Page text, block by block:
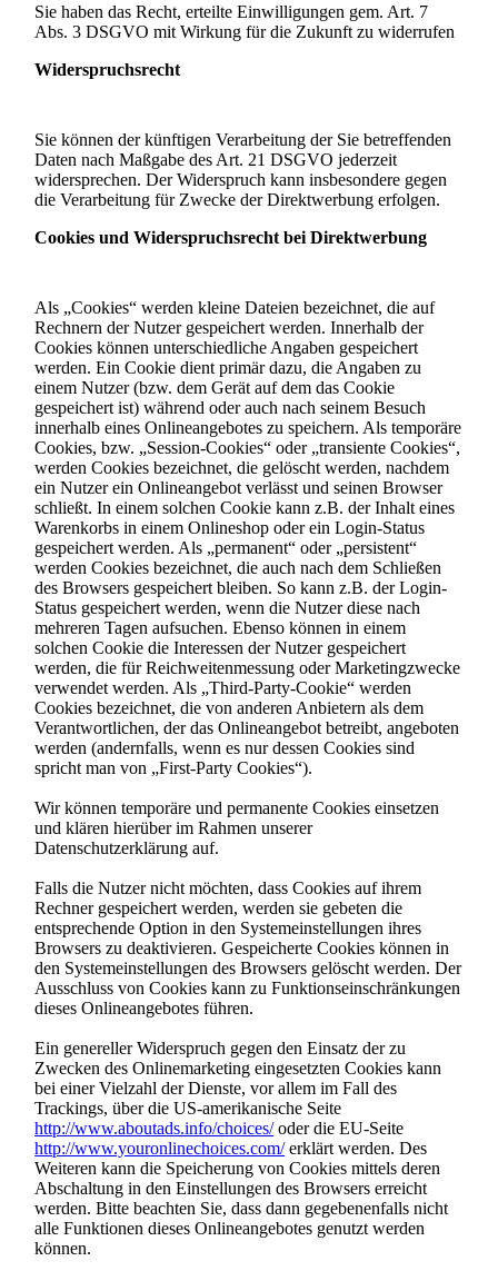
Sie haben das Recht, erteilte Einwilligungen gem. Art. 7
Abs. 3 DSGVO mit Wirkung für die Zukunft zu widerrufen
Widerspruchsrecht
Sie können der künftigen Verarbeitung der Sie betreffenden
Daten nach Maßgabe des Art. 21 DSGVO jederzeit
widersprechen. Der Widerspruch kann insbesondere gegen
die Verarbeitung für Zwecke der Direktwerbung erfolgen.
Cookies und Widerspruchsrecht bei Direktwerbung
Als „Cookies“ werden kleine Dateien bezeichnet, die auf
Rechnern der Nutzer gespeichert werden. Innerhalb der
Cookies können unterschiedliche Angaben gespeichert
werden. Ein Cookie dient primär dazu, die Angaben zu
einem Nutzer (bzw. dem Gerät auf dem das Cookie
gespeichert ist) während oder auch nach seinem Besuch
innerhalb eines Onlineangebotes zu speichern. Als temporäre
Cookies, bzw. „Session-Cookies“ oder „transiente Cookies“,
werden Cookies bezeichnet, die gelöscht werden, nachdem
ein Nutzer ein Onlineangebot verlässt und seinen Browser
schließt. In einem solchen Cookie kann z.B. der Inhalt eines
Warenkorbs in einem Onlineshop oder ein Login-Status
gespeichert werden. Als „permanent“ oder „persistent“
werden Cookies bezeichnet, die auch nach dem Schließen
des Browsers gespeichert bleiben. So kann z.B. der Login-
Status gespeichert werden, wenn die Nutzer diese nach
mehreren Tagen aufsuchen. Ebenso können in einem
solchen Cookie die Interessen der Nutzer gespeichert
werden, die für Reichweitenmessung oder Marketingzwecke
verwendet werden. Als „Third-Party-Cookie“ werden
Cookies bezeichnet, die von anderen Anbietern als dem
Verantwortlichen, der das Onlineangebot betreibt, angeboten
werden (andernfalls, wenn es nur dessen Cookies sind
spricht man von „First-Party Cookies“).
Wir können temporäre und permanente Cookies einsetzen
und klären hierüber im Rahmen unserer
Datenschutzerklärung auf.
Falls die Nutzer nicht möchten, dass Cookies auf ihrem
Rechner gespeichert werden, werden sie gebeten die
entsprechende Option in den Systemeinstellungen ihres
Browsers zu deaktivieren. Gespeicherte Cookies können in
den Systemeinstellungen des Browsers gelöscht werden. Der
Ausschluss von Cookies kann zu Funktionseinschränkungen
dieses Onlineangebotes führen.
Ein genereller Widerspruch gegen den Einsatz der zu
Zwecken des Onlinemarketing eingesetzten Cookies kann
bei einer Vielzahl der Dienste, vor allem im Fall des
Trackings, über die US-amerikanische Seite
http://www.aboutads.info/choices/oder die EU-Seite
http://www.youronlinechoices.com/erklärt werden. Des
Weiteren kann die Speicherung von Cookies mittels deren
Abschaltung in den Einstellungen des Browsers erreicht
werden. Bitte beachten Sie, dass dann gegebenenfalls nicht
alle Funktionen dieses Onlineangebotes genutzt werden
können.